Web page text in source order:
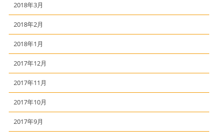
2018年3月
2018年2月
2018年1月
2017年12月
2017年11月
2017年10月
2017年9月